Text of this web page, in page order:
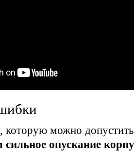
которую можно
опускание